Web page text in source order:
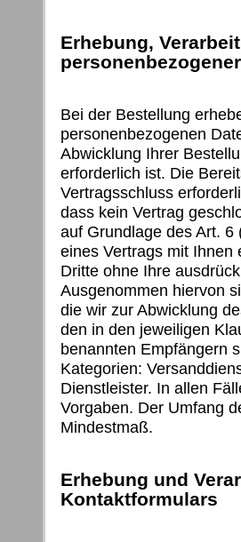
Erhebung,
Bei der Bestellung
personenbezogenen
Abwicklung Ihrer
erforderlich ist. Die
Vertragsschluss
dass kein Vertrag
auf Grundlage des Art.
eines Vertrags mit Ihnen
Dritte ohne Ihre
Ausgenommen hiervon
die wir zur Abwicklung
den in den jeweiligen
benannten Empfängern
Kategorien:
Dienstleister. In allen
Vorgaben. Der Umfang
Mindestmaß.
Erhebung und
Kontaktformulars